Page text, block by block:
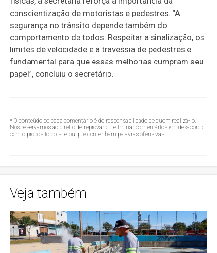
conscientização de motoristas e pedestres. “A
segurança no trânsito depende também do
comportamento de todos. Respeitar a sinalização, os
limites de velocidade e a travessia de pedestres é
fundamental para que essas melhorias cumpram seu
papel”, concluiu o secretário.
* O conteúdo de cada comentário é de responsabilidade de quem realizá-lo.
Nos reservamos ao direito de reprovar ou eliminar comentários em desacordo
com o propósito do site ou que contenham palavras ofensivas.
Veja também